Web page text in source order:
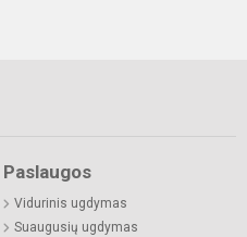
Paslaugos
Vidurinis ugdymas
Suaugusių ugdymas